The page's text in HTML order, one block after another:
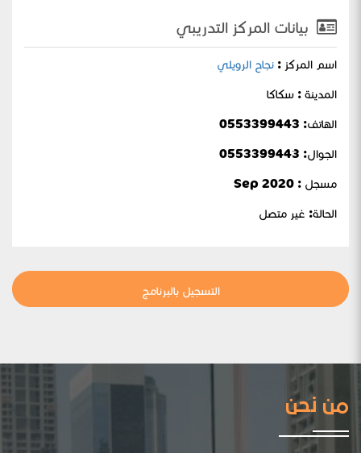
بيانات المركز التدريبي
اسم المركز : نجاح الرويلي
المدينة : سكاكا
الهاتف: 0553399443
الجوال:
مسجل : Sep 2020
الحالة: غير متصل
التسجيل بالبرنامج
من نحن